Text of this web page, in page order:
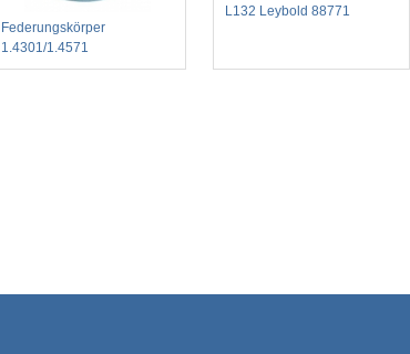
Federungskörper
1.4301/1.4571
L132 Leybold 88771